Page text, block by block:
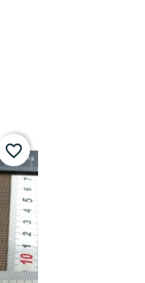
favorite_border